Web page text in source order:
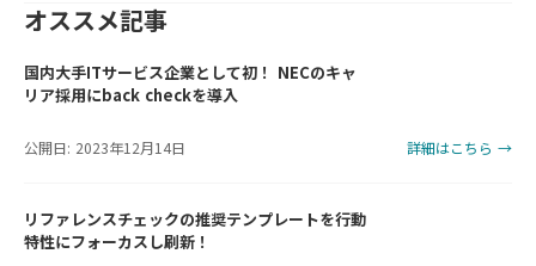
オススメ記事
国内大手ITサービス企業として初！ NECのキャ
リア採用にback checkを導入
公開日: 2023年12月14日 詳細はこちら →
リファレンスチェックの推奨テンプレートを行動
特性にフォーカスし刷新！